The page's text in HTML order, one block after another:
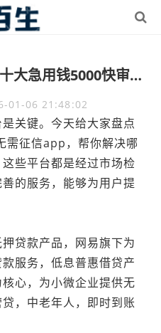
哪个贷款平台可靠点？十大急用钱5000快审快贷无需征信app推荐
01-06 21:48:02
关键。今天给大家盘点
需征信app，帮你解决哪
些平台都是经过市场检
的服务，能够为用户提
贷款产品，网易旗下为
服务，低息普惠借贷产
心，为小微企业提供无
，中老年人，即时到账